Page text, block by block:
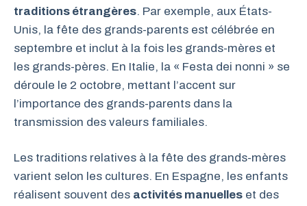
traditions étrangères. Par exemple, aux États-
Unis, la fête des grands-parents est célébrée en
septembre et inclut à la fois les grands-mères et
les grands-pères. En Italie, la « Festa dei nonni » se
déroule le 2 octobre, mettant l’accent sur
l’importance des grands-parents dans la
transmission des valeurs familiales.
Les traditions relatives à la fête des grands-mères
varient selon les cultures. En Espagne, les enfants
réalisent souvent des activités manuelles et des